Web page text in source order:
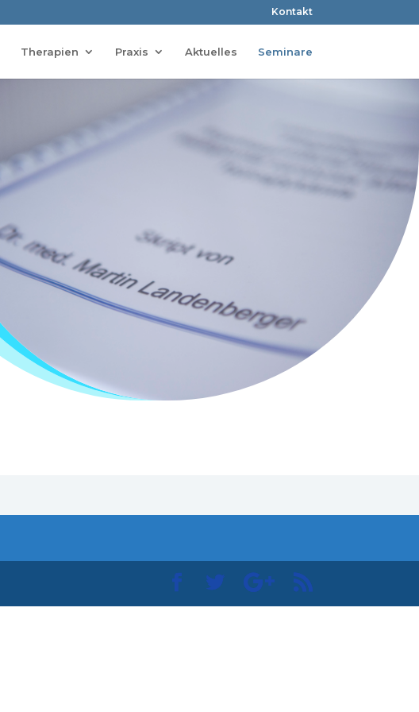
Kontakt
Therapien Praxis Aktuelles Seminare